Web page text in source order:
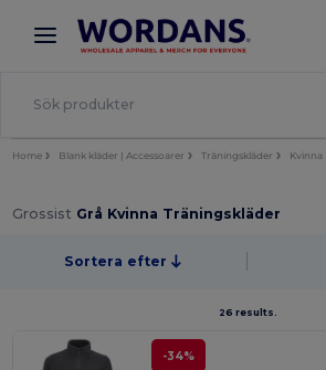
× Wordans-app
Bättre priser i appen!
Home Blank kläder | Accessoarer Träningskläder Kvinna
Grossist Grå Kvinna Träningskläder
Sortera efter
26 results.
-34%